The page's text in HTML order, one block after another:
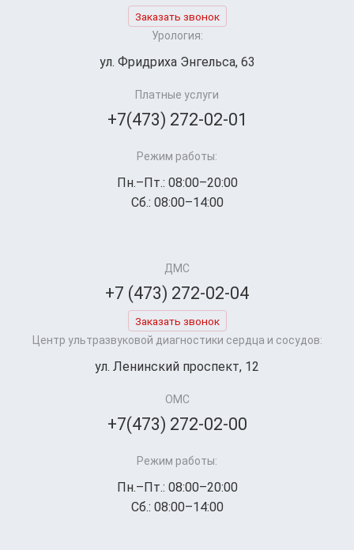
Заказать звонок
Урология:
ул. Фридриха Энгельса, 63
Платные услуги
+7(473) 272-02-01
Режим работы:
Пн.–Пт.: 08:00–20:00
Сб.: 08:00–14:00
ДМС
+7 (473) 272-02-04
Заказать звонок
Центр ультразвуковой диагностики сердца и сосудов:
ул. Ленинский проспект, 12
ОМС
+7(473) 272-02-00
Режим работы:
Пн.–Пт.: 08:00–20:00
Сб.: 08:00–14:00